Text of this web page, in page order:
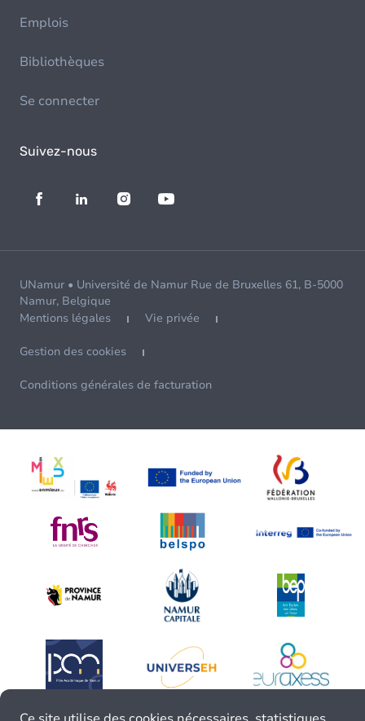
Emplois
Bibliothèques
Se connecter
Suivez-nous
UNamur • Université de Namur Rue de Bruxelles 61, B-5000
Namur, Belgique
Mentions légales
Vie privée
Gestion des cookies
Conditions générales de facturation